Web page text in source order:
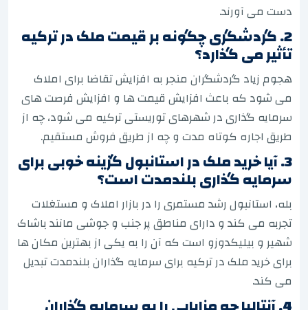
دست می آورند.
2. گردشگری چگونه بر قیمت ملک در ترکیه
تأثیر می گذارد؟
هجوم زیاد گردشگران منجر به افزایش تقاضا برای املاک
می شود که باعث افزایش قیمت ها و افزایش فرصت های
سرمایه گذاری در شهرهای توریستی ترکیه می شود، چه از
طریق اجاره کوتاه مدت و چه از طریق فروش مستقیم.
3. آیا خرید ملک در استانبول گزینه خوبی برای
سرمایه گذاری بلندمدت است؟
بله، استانبول رشد مستمری را در بازار املاک و مستغلات
تجربه می کند و دارای مناطق پر جنب و جوشی مانند باشاک
شهیر و بیلیکدوزو است که آن را به یکی از بهترین مکان ها
برای خرید ملک در ترکیه برای سرمایه گذاران بلندمدت تبدیل
می کند.